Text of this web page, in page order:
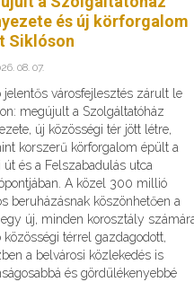
és új körforgalom
Siklóson
08. 07.
jelentős városfejlesztés zárult le
megújult a Szolgáltatóház
új közösségi tér jött létre,
korszerű körforgalom épült a
út és a Felszabadulás utca
A közel 300 millió
beruházásnak köszönhetően a
új, minden korosztály
közösségi térrel gazdagodott,
a belvárosi közlekedés is
és gördülékenyebbé